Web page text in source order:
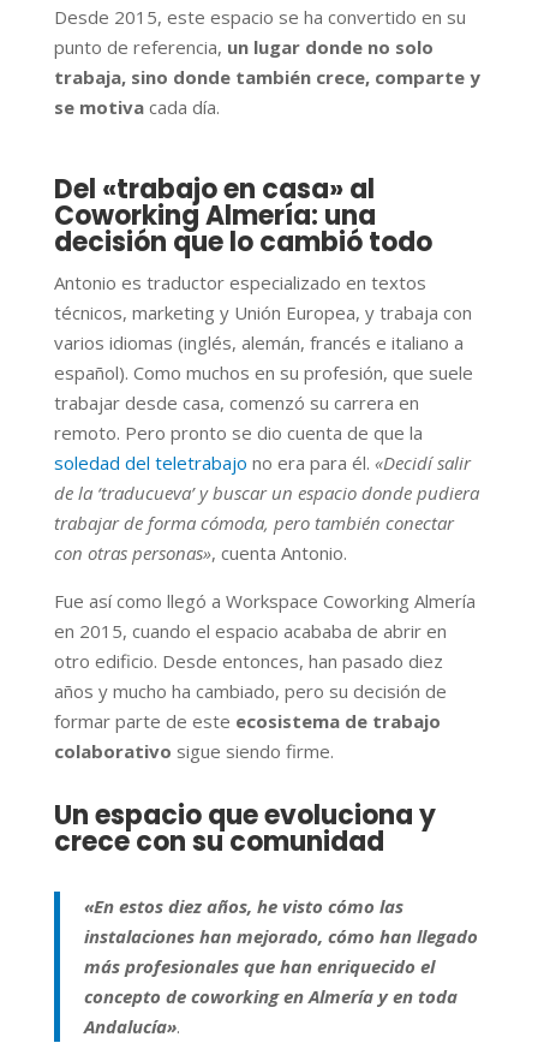
Desde 2015, este espacio se ha convertido en su
punto de referencia, un lugar donde no solo
trabaja, sino donde también crece, comparte y
se motivacada día.
Del «trabajo en casa» al
Coworking Almería: una
decisión que lo cambió todo
Antonio es traductor especializado en textos
técnicos, marketing y Unión Europea, y trabaja con
varios idiomas (inglés, alemán, francés e italiano a
español). Como muchos en su profesión, que suele
trabajar desde casa, comenzó su carrera en
remoto. Pero pronto se dio cuenta de que la
soledad del teletrabajo no era para él. «Decidí salir
de la ‘traducueva’ y buscar un espacio donde pudiera
trabajar de forma cómoda, pero también conectar
con otras personas», cuenta Antonio.
Fue así como llegó a Workspace Coworking Almería
en 2015, cuando el espacio acababa de abrir en
otro edificio. Desde entonces, han pasado diez
años y mucho ha cambiado, pero su decisión de
formar parte de este ecosistema de trabajo
colaborativo sigue siendo firme.
Un espacio que evoluciona y
crece con su comunidad
«En estos diez años, he visto cómo las
instalaciones han mejorado, cómo han llegado
más profesionales que han enriquecido el
concepto de coworking en Almería y en toda
Andalucía».